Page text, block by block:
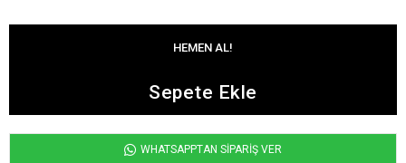
WHATSAPPTAN SİPARİŞ VER